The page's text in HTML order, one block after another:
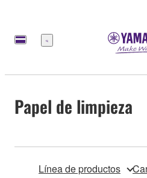
Menú
Papel de limpieza
Línea de productos